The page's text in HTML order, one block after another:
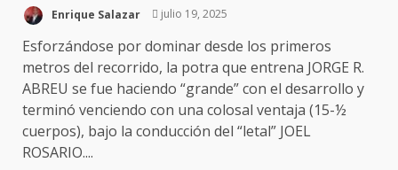
Enrique Salazar julio 19, 2025
Esforzándose por dominar desde los primeros
metros del recorrido, la potra que entrena JORGE R.
ABREU se fue haciendo “grande” con el desarrollo y
terminó venciendo con una colosal ventaja (15-½
cuerpos), bajo la conducción del “letal” JOEL
ROSARIO....